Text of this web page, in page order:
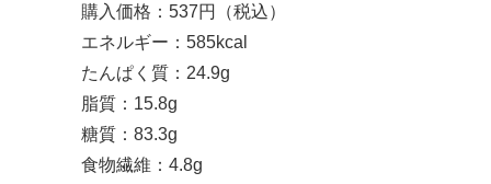
購入価格：537円（税込）
エネルギー：585kcal
たんぱく質：24.9g
脂質：15.8g
糖質：83.3g
食物繊維：4.8g